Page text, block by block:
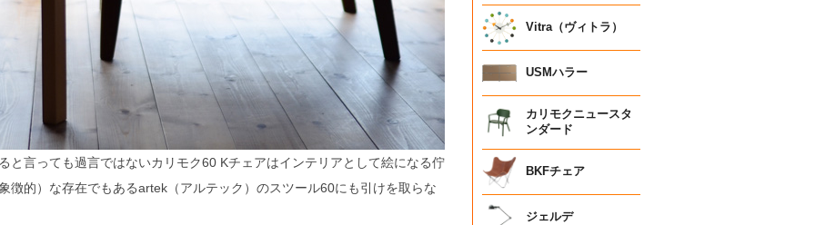
と言っても過言ではないカリモク60 Kチェアはインテリアとして絵になる佇
徴的）な存在でもあるartek（アルテック）のスツール60にも引けを取らな
Vitra（ヴィトラ）
USMハラー
カリモクニュースタ
ンダード
BKFチェア
ジェルデ